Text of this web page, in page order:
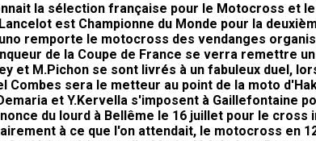
la sélection française pour le Motocross et
est Championne du Monde pour la
remporte le motocross des vendanges
de la Coupe de France se verra remettre
et M.Pichon se sont livrés à un fabuleux duel,
Combes sera le metteur au point de la moto
et Y.Kervella s'imposent à Gaillefontaine
du lourd à Bellême le 16 juillet pour le cross
à ce que l'on attendait, le motocross en